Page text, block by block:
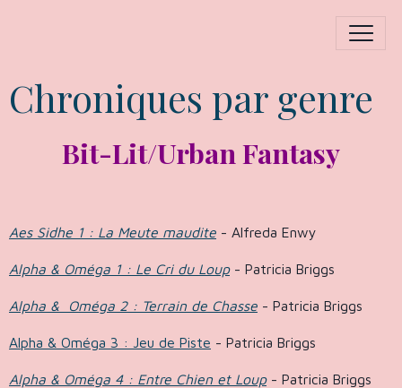
Chroniques par genre
Bit-Lit/Urban Fantasy
Aes Sidhe 1 : La Meute maudite - Alfreda Enwy
Alpha & Oméga 1 : Le Cri du Loup- Patricia Briggs
Alpha & Oméga 2 : Terrain de Chasse - Patricia Briggs
Alpha & Oméga 3 : Jeu de Piste - Patricia Briggs
Alpha & Oméga 4 : Entre Chien et Loup- Patricia Briggs